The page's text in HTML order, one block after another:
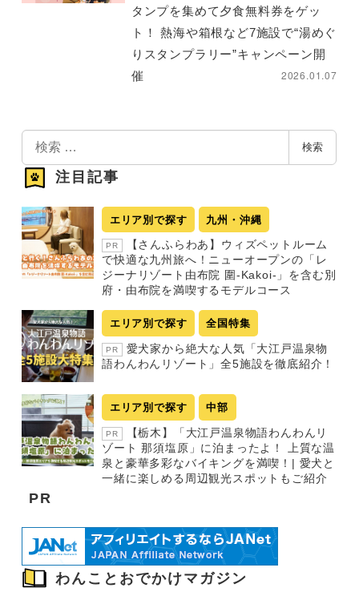
タンプを集めて夕食無料券をゲッ
ト！ 熱海や箱根など7施設で“湯めぐ
りスタンプラリー”キャンペーン開
催
2026.01.07
検
索
検索
注目記事
エリア別で探す 九州・沖縄
PR
【さんふらわあ】ウィズペットルーム
で快適な九州旅へ！ニューオープンの「レ
ジーナリゾート由布院 圍-Kakoi-」を含む別
府・由布院を満喫するモデルコース
エリア別で探す 全国特集
PR
愛犬家から絶大な人気「大江戸温泉物
語わんわんリゾート」全5施設を徹底紹介！
エリア別で探す 中部
PR
【栃木】「大江戸温泉物語わんわんリ
ゾート 那須塩原」に泊まったよ！ 上質な温
泉と豪華多彩なバイキングを満喫！| 愛犬と
一緒に楽しめる周辺観光スポットもご紹介
PR
わんことおでかけマガジン